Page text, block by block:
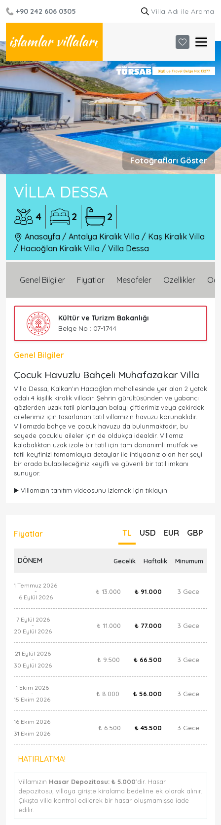
+90 242 606 0305
Fotoğrafları Göster
VILLA DESSA
4 2 2
Anasayfa / Antalya Kiralık Villa / Kaş Kiralık Villa
/ Hacıoğlan Kiralık Villa / Villa Dessa
Genel Bilgiler Fiyatlar Mesafeler Özellikler
Kültür ve Turizm Bakanlığı
Belge No : 07-1744
Genel Bilgiler
Çocuk Havuzlu Bahçeli Muhafazakar Villa
Villa Dessa, Kalkan'ın Hacıoğlan mahallesinde yer alan 2 yatak
odalı 4 kişilik kiralık villadır. Şehrin gürültüsünden ve yabancı
gözlerden uzak tatil planlayan balayı çiftlerimiz veya çekirdek
ailelerimiz için tasarlanan tatil villamızın havuzu korunaklıdır.
Villamızda bahçe ve çocuk havuzu da bulunmaktadır, bu
sayede çocuklu aileler için de oldukça idealdir. Villamız
kalabalıktan uzak izole bir tatil için tam donanımlı mutfak ve
tatil keyfinizi tamamlayıcı detaylar ile ihtiyacınız olan her şeyi
bir arada bulabileceğiniz keyifli ve güvenli bir tatil imkanı
sunuyor.
▶️ Villamızın tanıtım videosunu izlemek için tıklayın
Fiyatlar TL USD EUR GBP
DÖNEM Gecelik Haftalık Minumum
1 Temmuz 2026
-
6 Eylül 2026
₺ 13.000 ₺ 91.000 3 Gece
7 Eylül 2026
-
20 Eylül 2026
₺ 11.000 ₺ 77.000 3 Gece
21 Eylül 2026
-
30 Eylül 2026
₺ 9.500 ₺ 66.500 3 Gece
1 Ekim 2026
-
15 Ekim 2026
₺ 8.000 ₺ 56.000 3 Gece
16 Ekim 2026
-
31 Ekim 2026
₺ 6.500 ₺ 45.500 3 Gece
HATIRLATMA!
Villamızın Hasar Depozitosu: ₺ 5.000'dir. Hasar
depozitosu, villaya girişte kiralama bedeline ek olarak alınır.
Çıkışta villa kontrol edilerek bir hasar oluşmamışsa iade
edilir.